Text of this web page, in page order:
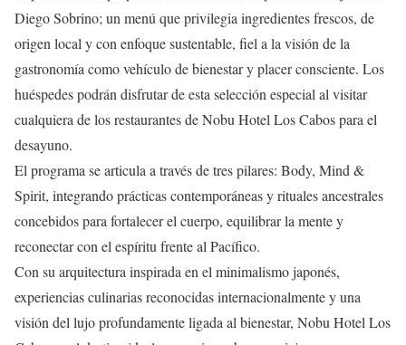
Diego Sobrino; un menú que privilegia ingredientes frescos, de
origen local y con enfoque sustentable, fiel a la visión de la
gastronomía como vehículo de bienestar y placer consciente. Los
huéspedes podrán disfrutar de esta selección especial al visitar
cualquiera de los restaurantes de Nobu Hotel Los Cabos para el
desayuno.
El programa se articula a través de tres pilares: Body, Mind &
Spirit, integrando prácticas contemporáneas y rituales ancestrales
concebidos para fortalecer el cuerpo, equilibrar la mente y
reconectar con el espíritu frente al Pacífico.
Con su arquitectura inspirada en el minimalismo japonés,
experiencias culinarias reconocidas internacionalmente y una
visión del lujo profundamente ligada al bienestar, Nobu Hotel Los